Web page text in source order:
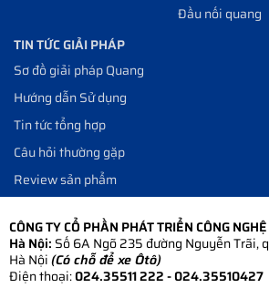
Đầu nối quang
TIN TỨC GIẢI PHÁP
Sơ đồ giải pháp Quang
Hướng dẫn Sử dụng
Tin tức tổng hợp
Câu hỏi thường gặp
Review sản phẩm
CÔNG TY CỔ PHẦN PHÁT TRIỂN CÔNG
Hà Nội: Số 6A Ngõ 235 đường Nguyễn Trãi,
Hà Nội(Có chỗ để xe Ôtô)
Điện thoại:024.35511 222 - 024.35510427